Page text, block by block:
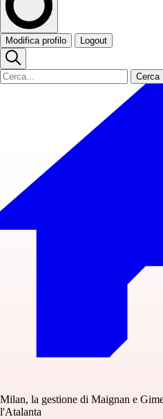
Modifica profilo Logout
Cerca
Milan, la gestione di Maignan e
l'Atalanta